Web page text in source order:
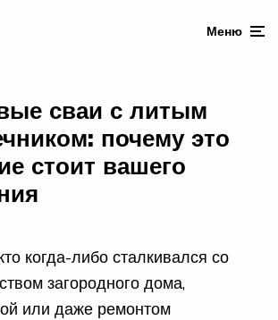
Меню
сваи с литым
почему это
стоит вашего
когда-либо сталкивался со
загородного дома,
или даже ремонтом